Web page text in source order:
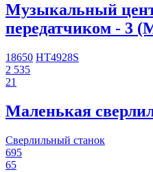
Музыкальный
передатчиком - 3
18650 HT4928S
2 535
21
Маленькая
Сверлильный станок
695
65